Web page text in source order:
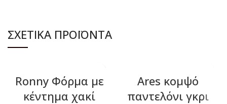
ΣΧΕΤΙΚΆ ΠΡΟΪΌΝΤΑ
Ronny Φόρμα με
κέντημα χακί
Ares κομψό
παντελόνι γκρι